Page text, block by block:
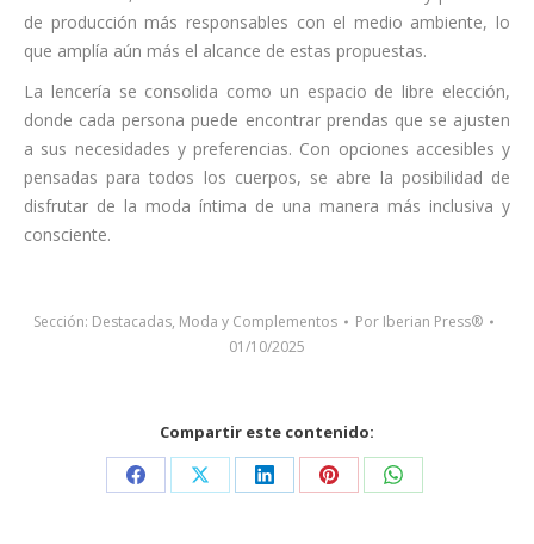
de producción más responsables con el medio ambiente, lo
que amplía aún más el alcance de estas propuestas.
La lencería se consolida como un espacio de libre elección,
donde cada persona puede encontrar prendas que se ajusten
a sus necesidades y preferencias. Con opciones accesibles y
pensadas para todos los cuerpos, se abre la posibilidad de
disfrutar de la moda íntima de una manera más inclusiva y
consciente.
Sección: Destacadas, Moda y Complementos Por Iberian Press®
01/10/2025
Compartir este contenido:
Share Share Share Share Share